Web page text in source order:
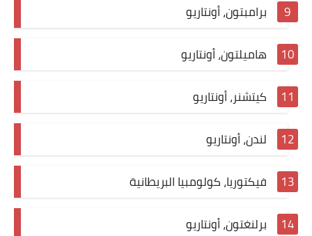
برامبتون، أونتاريو
هاميلتون، أونتاريو
كيتشنر، أونتاريو
لندن، أونتاريو
فيكتوريا، كولومبيا البريطانية
برلنغتون، أونتاريو